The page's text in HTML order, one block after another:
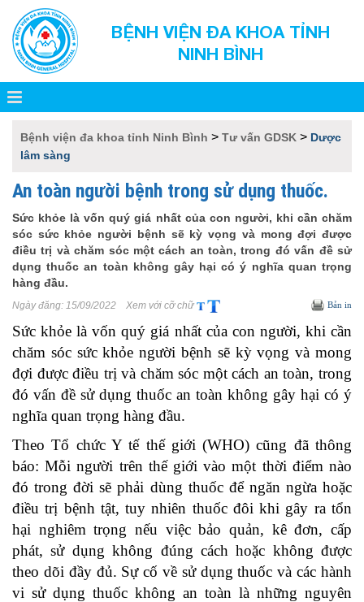
BỆNH VIỆN ĐA KHOA TỈNH
NINH BÌNH
Bệnh viện đa khoa tỉnh Ninh Bình > Tư vấn GDSK > Dược
lâm sàng
An toàn người bệnh trong sử dụng thuốc.
Sức khỏe là vốn quý giá nhất của con người, khi cần chăm
sóc sức khỏe người bệnh sẽ kỳ vọng và mong đợi được
điều trị và chăm sóc một cách an toàn, trong đó vấn đề sử
dụng thuốc an toàn không gây hại có ý nghĩa quan trọng
hàng đầu.
Ngày đăng: 15/09/2022 Xem với cỡ chữ Bản in
Sức khỏe là vốn quý giá nhất của con người, khi cần
chăm sóc sức khỏe người bệnh sẽ kỳ vọng và mong
đợi được điều trị và chăm sóc một cách an toàn, trong
đó vấn đề sử dụng thuốc an toàn không gây hại có ý
nghĩa quan trọng hàng đầu.
Theo Tổ chức Y tế thế giới (WHO) cũng đã thông
báo: Mỗi người trên thế giới vào một thời điểm nào
đó trong đời sẽ phải dùng thuốc để ngăn ngừa hoặc
điều trị bệnh tật, tuy nhiên thuốc đôi khi gây ra tổn
hại nghiêm trọng nếu việc bảo quản, kê đơn, cấp
phát, sử dụng không đúng cách hoặc không được
theo dõi đầy đủ. Sự cố về sử dụng thuốc và các hành
vi sử dụng thuốc không an toàn là những nguyên